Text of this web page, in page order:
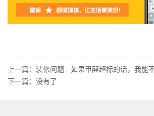
上一篇： 装修问题 - 如果甲醛超标的话，我能不能买网上的药水
下一篇： 没有了